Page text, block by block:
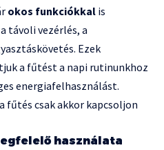
okos funkciókkal is
távoli vezérlés, a
Ezek
a fűtést a napi rutinunkhoz
energiafelhasználást.
fűtés csak akkor kapcsoljon
használata